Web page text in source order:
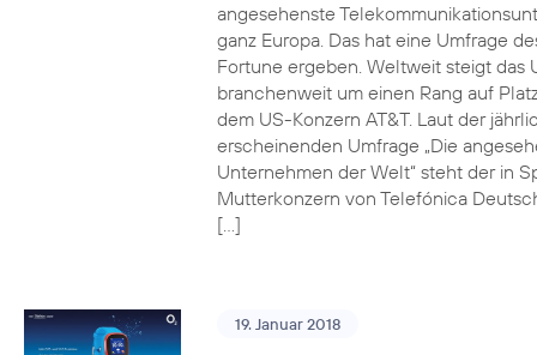
angesehenste
ganz Europa. Das hat eine Umfrage
Fortune ergeben. Weltweit steigt das
branchenweit um einen Rang auf
dem US-Konzern AT&T. Laut der
erscheinenden Umfrage „Die
Unternehmen der Welt“ steht der in
Mutterkonzern von Telefónica
[…]
19. Januar 2018